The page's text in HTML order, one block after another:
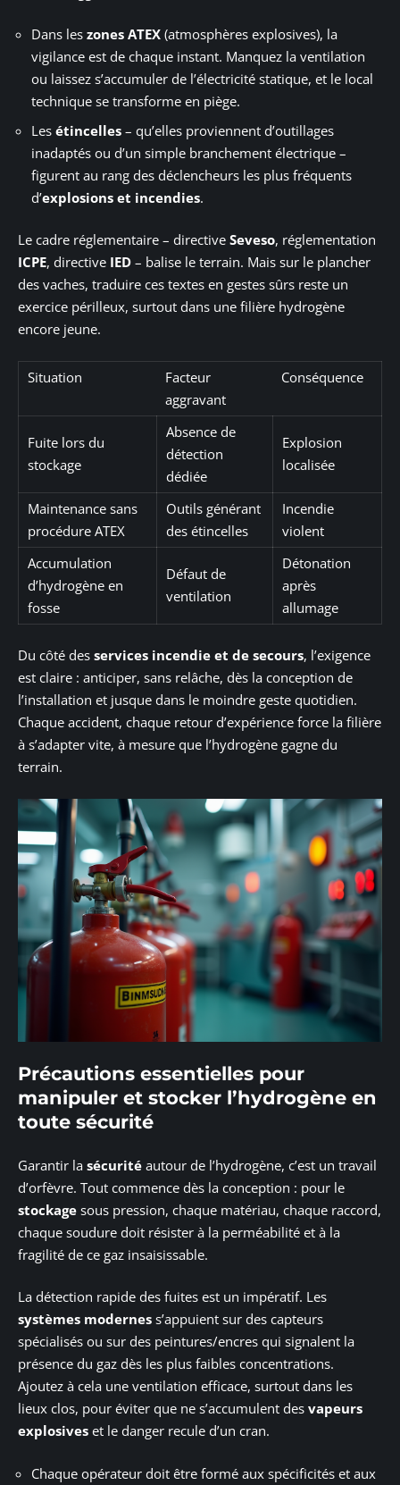
Dans les zones ATEX (atmosphères explosives), la
vigilance est de chaque instant. Manquez la ventilation
ou laissez s’accumuler de l’électricité statique, et le local
technique se transforme en piège.
Les étincelles – qu’elles proviennent d’outillages
inadaptés ou d’un simple branchement électrique –
figurent au rang des déclencheurs les plus fréquents
d’explosions et incendies.
Le cadre réglementaire – directive Seveso, réglementation
ICPE, directive IED – balise le terrain. Mais sur le plancher
des vaches, traduire ces textes en gestes sûrs reste un
exercice périlleux, surtout dans une filière hydrogène
encore jeune.
Situation
Facteur
aggravant
Conséquence
Fuite lors du
stockage
Absence de
détection
dédiée
Explosion
localisée
Maintenance sans
procédure ATEX
Outils générant
des étincelles
Incendie
violent
Accumulation
d’hydrogène en
fosse
Défaut de
ventilation
Détonation
après
allumage
Du côté des services incendie et de secours, l’exigence
est claire : anticiper, sans relâche, dès la conception de
l’installation et jusque dans le moindre geste quotidien.
Chaque accident, chaque retour d’expérience force la filière
à s’adapter vite, à mesure que l’hydrogène gagne du
terrain.
Précautions essentielles pour
manipuler et stocker l’hydrogène en
toute sécurité
Garantir la sécurité autour de l’hydrogène, c’est un travail
d’orfèvre. Tout commence dès la conception : pour le
stockage sous pression, chaque matériau, chaque raccord,
chaque soudure doit résister à la perméabilité et à la
fragilité de ce gaz insaisissable.
La détection rapide des fuites est un impératif. Les
systèmes modernes s’appuient sur des capteurs
spécialisés ou sur des peintures/encres qui signalent la
présence du gaz dès les plus faibles concentrations.
Ajoutez à cela une ventilation efficace, surtout dans les
lieux clos, pour éviter que ne s’accumulent des vapeurs
explosives et le danger recule d’un cran.
Chaque opérateur doit être formé aux spécificités et aux